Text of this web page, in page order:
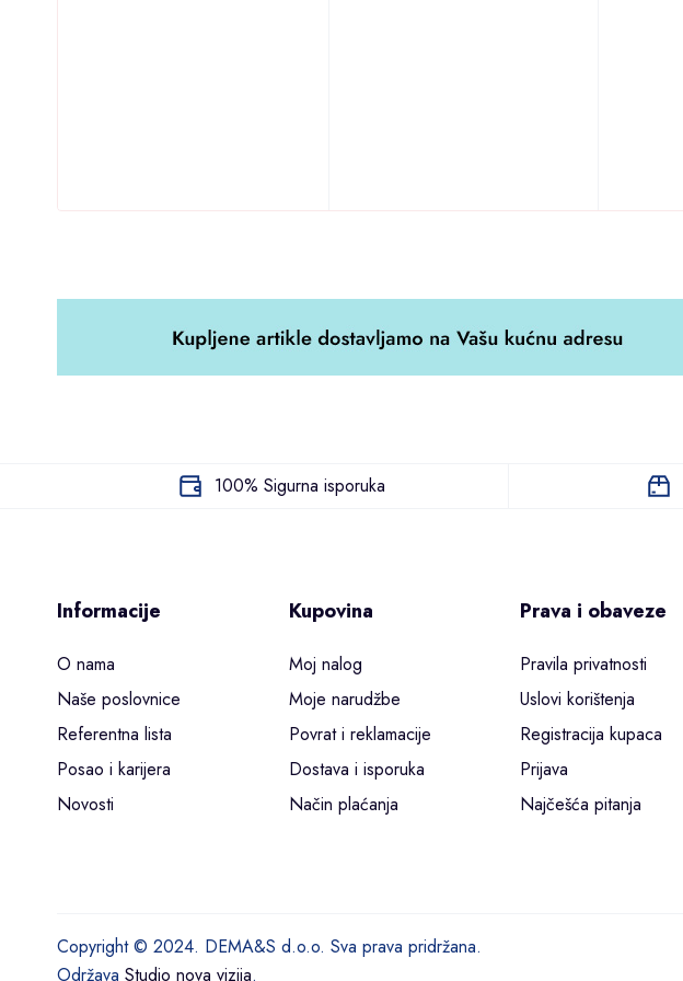
100% Sigurna isporuka
Informacije
O nama
Naše poslovnice
Referentna lista
Posao i karijera
Novosti
Kupovina
Moj nalog
Moje narudžbe
Povrat i reklamacije
Dostava i isporuka
Način plaćanja
Prava i obaveze
Pravila privatnosti
Uslovi korištenja
Registracija kupaca
Prijava
Najčešća pitanja
Copyright © 2024. DEMA&S d.o.o. Sva prava pridržana.
Održava Studio nova vizija.